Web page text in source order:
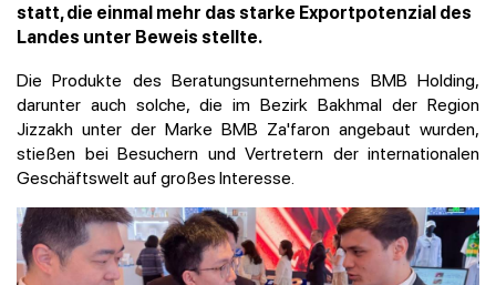
statt, die einmal mehr das starke Exportpotenzial des
Landes unter Beweis stellte.
Die Produkte des Beratungsunternehmens BMB Holding,
darunter auch solche, die im Bezirk Bakhmal der Region
Jizzakh unter der Marke BMB Za'faron angebaut wurden,
stießen bei Besuchern und Vertretern der internationalen
Geschäftswelt auf großes Interesse.